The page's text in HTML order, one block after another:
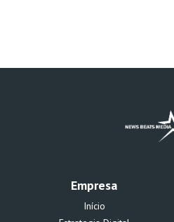
Empresa
Início